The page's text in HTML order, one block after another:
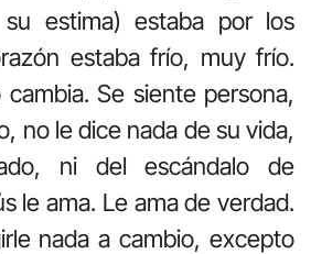
estima) estaba por los
estaba frío, muy frío.
Se siente persona,
no le dice nada de su vida,
ni del escándalo de
le ama. Le ama de verdad.
nada a cambio, excepto